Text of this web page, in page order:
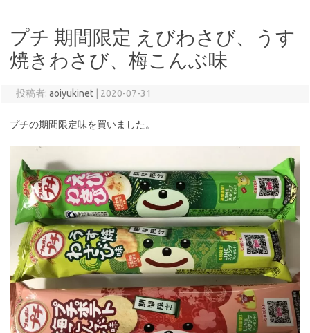
プチ 期間限定 えびわさび、うす
焼きわさび、梅こんぶ味
投稿者: aoiyukinet 2020-07-31
プチの期間限定味を買いました。